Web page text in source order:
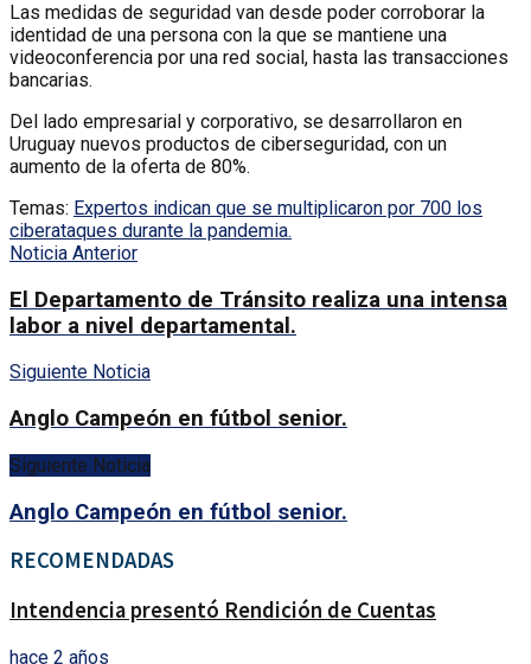
Las medidas de seguridad van desde poder corroborar la
identidad de una persona con la que se mantiene una
videoconferencia por una red social, hasta las transacciones
bancarias.
Del lado empresarial y corporativo, se desarrollaron en
Uruguay nuevos productos de ciberseguridad, con un
aumento de la oferta de 80%.
Temas: Expertos indican que se multiplicaron por 700 los
ciberataques durante la pandemia.
Noticia Anterior
El Departamento de Tránsito realiza una intensa
labor a nivel departamental.
Siguiente Noticia
Anglo Campeón en fútbol senior.
Siguiente Noticia
Anglo Campeón en fútbol senior.
RECOMENDADAS
Intendencia presentó Rendición de Cuentas
hace 2 años